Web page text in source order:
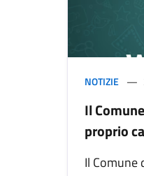
NOTIZIE
Il
proprio
Il Comune